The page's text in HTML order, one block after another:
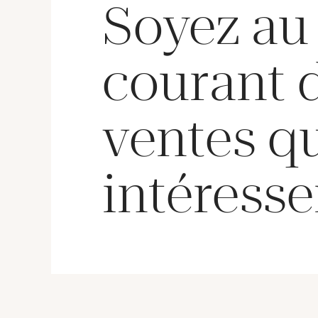
Soyez au
courant
ventes